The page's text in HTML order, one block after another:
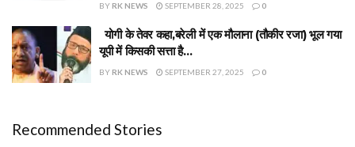
BY RK NEWS SEPTEMBER 28, 2025 0
योगी के तेवर कहा,बरेली में एक मौलाना (तौकीर रजा) भूल गया
यूपी में किसकी सत्ता है…
BY RK NEWS SEPTEMBER 27, 2025 0
Recommended Stories